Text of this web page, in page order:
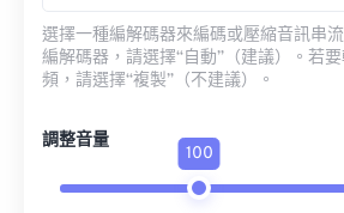
選擇一種編解碼器來編碼或壓縮音訊串
編解碼器，請選擇“自動”（建議）。若
頻，請選擇“複製”（不建議）。
調整音量
100